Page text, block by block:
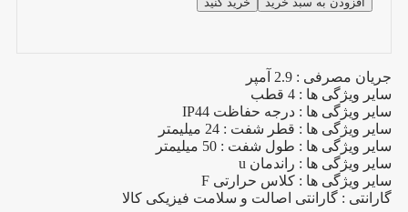
فاز
اسب)
1500
دور
فریم
90S
استریم
عدد
جریان مصرفی : 2.9 آمپر
سایر ویژگی ها : 4 قطب
سایر ویژگی ها : درجه حفاظت IP44
سایر ویژگی ها : قطر شفت : 24 میلیمتر
سایر ویژگی ها : طول شفت : 50 میلیمتر
سایر ویژگی ها : راندمان u
سایر ویژگی ها : کلاس حرارتی F
گارانتی : گارانتی اصالت و سلامت فیزیکی کالا